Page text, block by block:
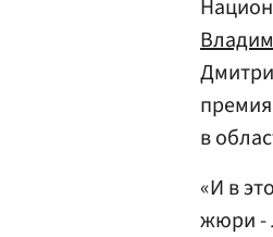
в
«И в
жюри -